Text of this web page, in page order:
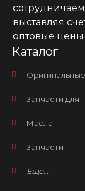
выставляя
оптовые цены
Каталог
Запчасти для
Масла
Запчасти
Еще...